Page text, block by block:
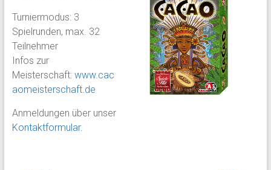
Turniermodus: 3
Spielrunden, max. 32
Teilnehmer
Infos zur
Meisterschaft: www.cac
aomeisterschaft.de
Anmeldungen über unser
Kontaktformular.